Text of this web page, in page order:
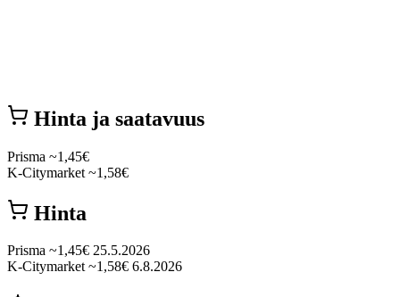
Hinta ja saatavuus
Prisma ~1,45€
K-Citymarket ~1,58€
Hinta
Prisma ~1,45€ 25.5.2026
K-Citymarket ~1,58€ 6.8.2026